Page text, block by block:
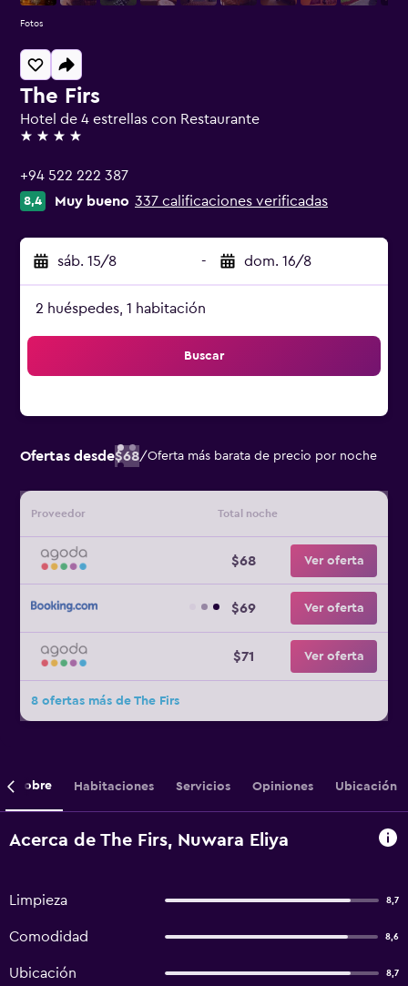
The Firs
Hotel de 4 estrellas con Restaurante
4 estrellas
+94 522 222 387
8,4 Muy bueno 337 calificaciones verificadas
sáb. 15/8 - dom. 16/8
2 huéspedes, 1 habitación
Buscar
Ofertas desde$68/Oferta más barata de precio por noche
Proveedor Total noche
$68 Ver oferta
$69 Ver oferta
$71 Ver oferta
8 ofertas más de The Firs
Fotos
Sobre Habitaciones Servicios Opiniones Ubicación
Acerca de The Firs, Nuwara Eliya
Limpieza 8,7
Comodidad 8,6
Ubicación 8,7